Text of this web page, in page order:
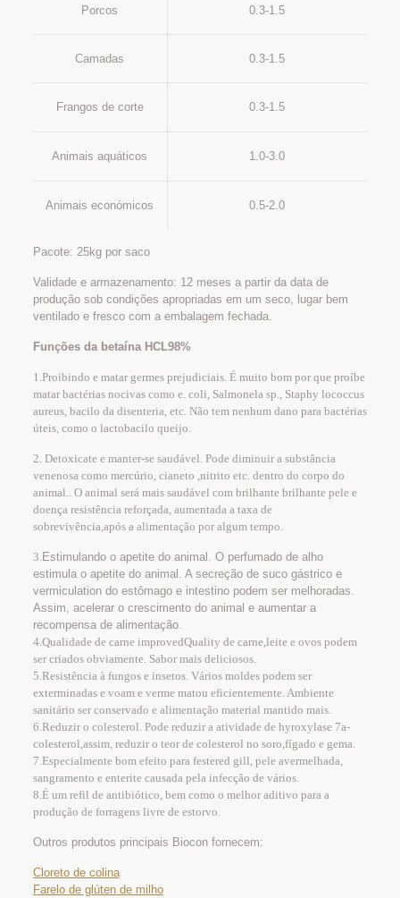
Porcos 0.3-1.5
Camadas 0.3-1.5
Frangos de corte 0.3-1.5
Animais aquáticos 1.0-3.0
Animais económicos 0.5-2.0
Pacote: 25kg por saco
Validade e armazenamento: 12 meses a partir da data de
produção sob condições apropriadas em um seco, lugar bem
ventilado e fresco com a embalagem fechada.
Funções da betaína HCL98%
1.Proibindo e matar germes prejudiciais. É muito bom por que proíbe
matar bactérias nocivas como e. coli, Salmonela sp., Staphy lococcus
aureus, bacilo da disenteria, etc. Não tem nenhum dano para bactérias
úteis, como o lactobacilo queijo.
2. Detoxicate e manter-se saudável. Pode diminuir a substância
venenosa como mercúrio, cianeto ,nitrito etc. dentro do corpo do
animal.. O animal será mais saudável com brilhante brilhante pele e
doença resistência reforçada, aumentada a taxa de
sobrevivência,após a alimentação por algum tempo.
3. Estimulando o apetite do animal. O perfumado de alho
estimula o apetite do animal. A secreção de suco gástrico e
vermiculation do estômago e intestino podem ser melhoradas.
Assim, acelerar o crescimento do animal e aumentar a
recompensa de alimentação.
4.Qualidade de carne improvedQuality de carne,leite e ovos podem
ser criados obviamente. Sabor mais deliciosos.
5.Resistência à fungos e insetos. Vários moldes podem ser
exterminadas e voam e verme matou eficientemente. Ambiente
sanitário ser conservado e alimentação material mantido mais.
6.Reduzir o colesterol. Pode reduzir a atividade de hyroxylase 7a-
colesterol,assim, reduzir o teor de colesterol no soro,fígado e gema.
7.Especialmente bom efeito para festered gill, pele avermelhada,
sangramento e enterite causada pela infecção de vários.
8.É um refil de antibiótico, bem como o melhor aditivo para a
produção de forragens livre de estorvo.
Outros produtos principais Biocon fornecem:
Cloreto de colina
Farelo de glúten de milho